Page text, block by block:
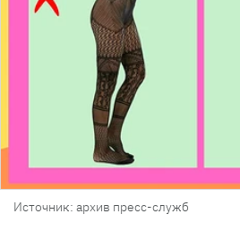
Источник: архив пресс-служб